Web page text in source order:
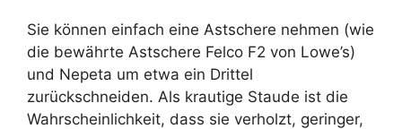
Sie können einfach eine Astschere nehmen (wie
die bewährte Astschere Felco F2 von Lowe’s)
und Nepeta um etwa ein Drittel
zurückschneiden. Als krautige Staude ist die
Wahrscheinlichkeit, dass sie verholzt, geringer,